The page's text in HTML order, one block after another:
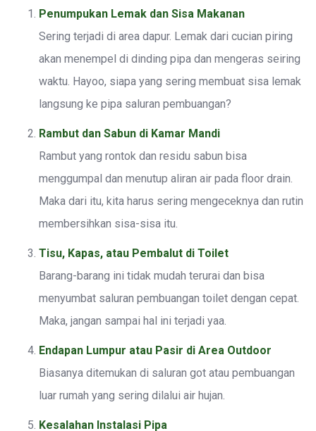
Penumpukan Lemak dan Sisa Makanan
Sering terjadi di area dapur. Lemak dari cucian piring
akan menempel di dinding pipa dan mengeras seiring
waktu. Hayoo, siapa yang sering membuat sisa lemak
langsung ke pipa saluran pembuangan?
Rambut dan Sabun di Kamar Mandi
Rambut yang rontok dan residu sabun bisa
menggumpal dan menutup aliran air pada floor drain.
Maka dari itu, kita harus sering mengeceknya dan rutin
membersihkan sisa-sisa itu.
Tisu, Kapas, atau Pembalut di Toilet
Barang-barang ini tidak mudah terurai dan bisa
menyumbat saluran pembuangan toilet dengan cepat.
Maka, jangan sampai hal ini terjadi yaa.
Endapan Lumpur atau Pasir di Area Outdoor
Biasanya ditemukan di saluran got atau pembuangan
luar rumah yang sering dilalui air hujan.
Kesalahan Instalasi Pipa